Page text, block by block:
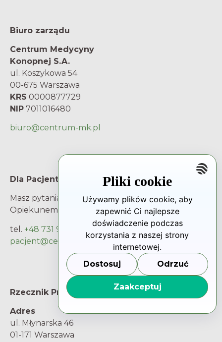
Biuro zarządu
Centrum Medycyny
Konopnej S.A.
ul. Koszykowa 54
00-675 Warszawa
KRS 0000877729
NIP 7011016480
biuro@centrum-mk.pl
Dla Pacjenta
Masz pytania i wątpliwości? Porozmawiaj z
Opiekunem Pacjenta.
tel. +48 731 93 66 66
pacjent@centrum-mk.pl
Rzecznik Praw Pacjenta
Adres
ul. Młynarska 46
01-171 Warszawa
Pliki cookie
Używamy plików cookie, aby
zapewnić Ci najlepsze
doświadczenie podczas
korzystania z naszej strony
internetowej.
Dostosuj Odrzuć
Zaakceptuj